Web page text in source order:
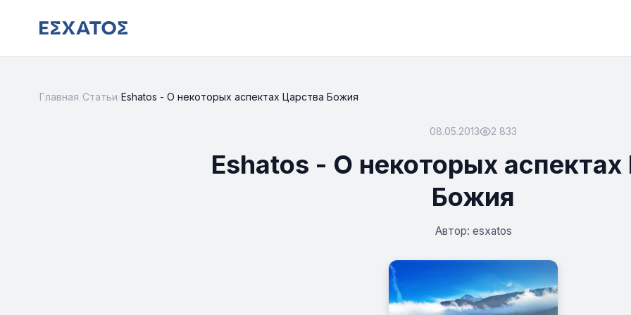
Главная Статьи Eshatos - О некоторых аспектах Царства Божия
08.05.2013 2 833
Eshatos - О некоторых аспектах
Божия
Автор: esxatos